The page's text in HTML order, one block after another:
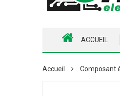
ACCUEIL
Accueil Composant